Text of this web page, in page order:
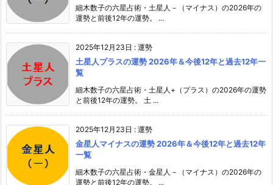
細木数子の六星占術・土星人－（マイナス）の2026年の
運勢と前後12年の運勢。 ...
2025年12月23日 : 運勢
土星人プラスの運勢 2026年＆今後12年と過去12年一
覧
細木数子の六星占術・土星人+（プラス）の2026年の運勢
と前後12年の運勢。 土 ...
2025年12月23日 : 運勢
金星人マイナスの運勢 2026年＆今後12年と過去12年
一覧
細木数子の六星占術・金星人－（マイナス）の2026年の
運勢と前後12年の運勢。 ...